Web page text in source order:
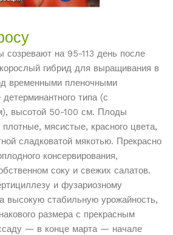
созревают на 95-113 день после
гибрид для выращивания в
временными пленочными
типа (с
высотой 50-100 см. Плоды
мясистые, красного цвета,
сладковатой мякотью. Прекрасно
консервирования,
соку и свежих салатов.
и фузариозному
высокую стабильную урожайность,
размера с прекрасным
— в конце марта — начале